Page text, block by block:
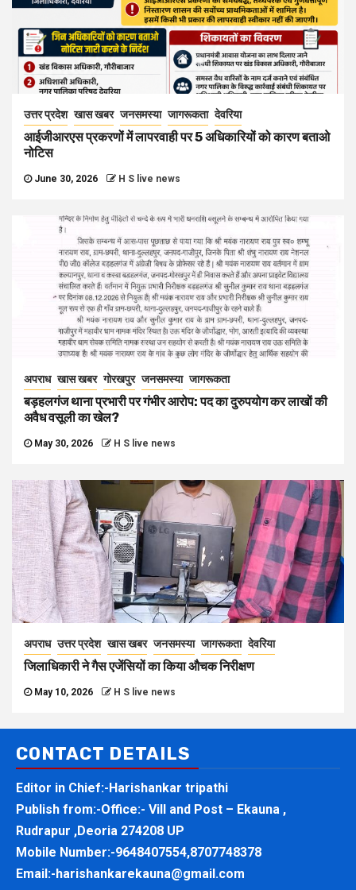
उत्तर प्रदेश खास खबर जनसमस्या जागरूकता देवरिया
आईजीआरएस प्रकरणों में लापरवाही पर 5 अधिकारियों को कारण बताओ
नोटिस
June 30, 2026 H S live news
अपराध खास खबर गोरखपुर जनसमस्या जागरूकता
बड़हलगंज थाना प्रभारी पर गंभीर आरोप: पद का दुरुपयोग कर लाखों की
अवैध वसूली का खेल?
May 30, 2026 H S live news
अपराध उत्तर प्रदेश खास खबर जनसमस्या जागरूकता देवरिया
जिलाधिकारी ने गैस एजेंसियों का किया औचक निरीक्षण
May 10, 2026 H S live news
CONTACT DETAILS
Editor in Chief:-Harishankar tripathi
Publish from:-Office:- Vill and Post – Ekauna ,
Rudrapur ,Deoria 274208 UP
Mobile Number:-9648407554,8707748378
Email:-harishankarekauna@gmail.com